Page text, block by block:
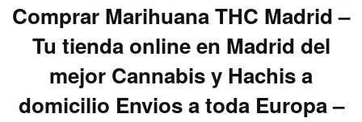
Comprar Marihuana THC Madrid –
Tu tienda online en Madrid del
mejor Cannabis y Hachis a
domicilio Envios a toda Europa –